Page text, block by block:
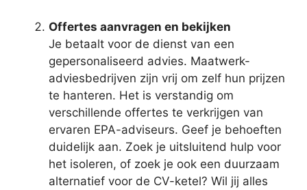
Offertes aanvragen en bekijken
Je betaalt voor de dienst van een
gepersonaliseerd advies. Maatwerk-
adviesbedrijven zijn vrij om zelf hun prijzen
te hanteren. Het is verstandig om
verschillende offertes te verkrijgen van
ervaren EPA-adviseurs. Geef je behoeften
duidelijk aan. Zoek je uitsluitend hulp voor
het isoleren, of zoek je ook een duurzaam
alternatief voor de CV-ketel? Wil jij alles